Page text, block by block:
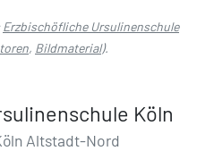
Erzbischöfliche Ursulinenschule
, Bildmaterial).
Köln
Altstadt-Nord